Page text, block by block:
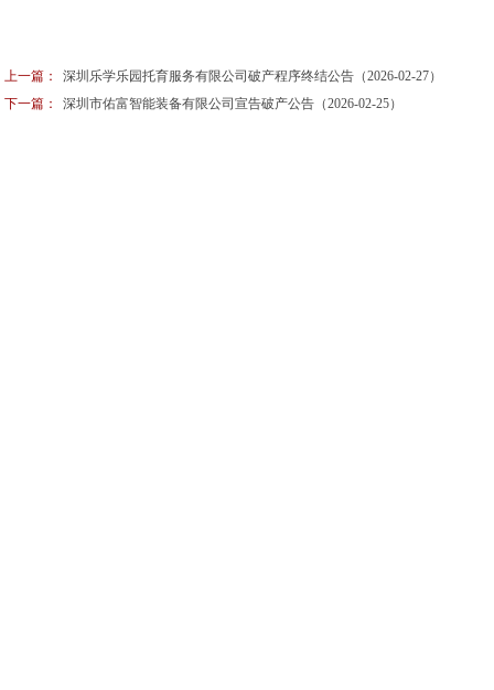
上一篇：
深圳乐学乐园托育服务有限公司破产程序终结公告（2026-02-27）
下一篇：
深圳市佑富智能装备有限公司宣告破产公告（2026-02-25）